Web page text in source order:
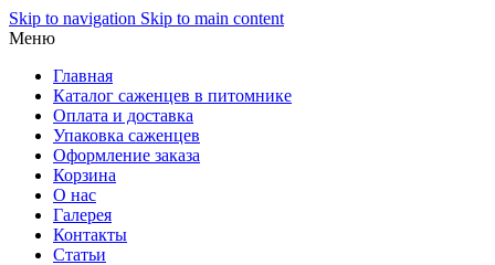
Skip to navigation Skip to main content
Меню
Главная
Каталог саженцев в питомнике
Оплата и доставка
Упаковка саженцев
Оформление заказа
Корзина
О нас
Галерея
Контакты
Статьи